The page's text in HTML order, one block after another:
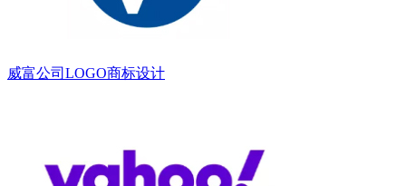
威富公司LOGO商标设计